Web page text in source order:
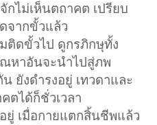
กไม่เห็นตถาคต เปรียบ
จากขั้วแล้ว
ติดขั้วไป ดูกรภิกษุทั้ง
หาอันจะนำไปสู่ภพ
ยังดำรงอยู่ เทวดาและ
ตได้ก็ชั่วเวลา
ยู่ เมื่อกายแตกสิ้นชีพแล้ว